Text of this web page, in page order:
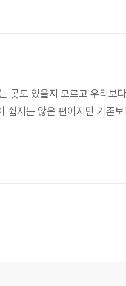
곳도 있을지 모르고 우리보
쉽지는 않은 편이지만 기존